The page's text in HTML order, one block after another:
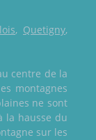
, Quetigny,
centre de la
montagnes
ne sont
la hausse du
sur les